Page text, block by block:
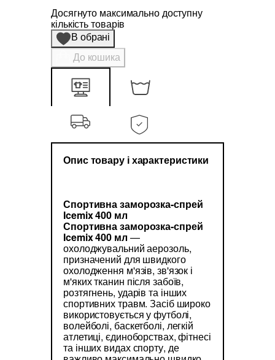
Досягнуто максимально доступну
кількість товарів
В обрані
До кошика
Опис товару і характеристики
Спортивна заморозка-спрей
Icemix 400 мл
Спортивна заморозка-спрей
Icemix 400 мл —
охолоджувальний аерозоль,
призначений для швидкого
охолодження м'язів, зв'язок і
м'яких тканин після забоїв,
розтягнень, ударів та інших
спортивних травм. Засіб широко
використовується у футболі,
волейболі, баскетболі, легкій
атлетиці, єдиноборствах, фітнесі
та інших видах спорту, де